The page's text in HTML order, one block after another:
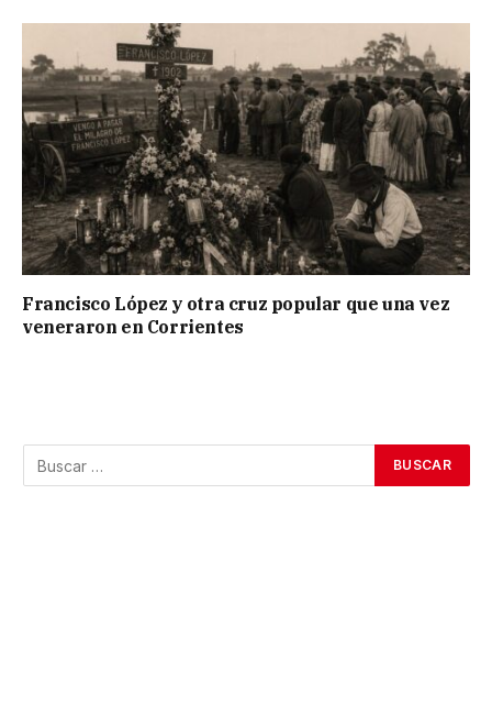
Francisco López y otra cruz popular que una vez
veneraron en Corrientes